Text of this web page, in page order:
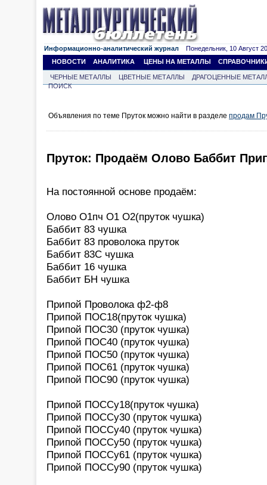
Информационно-аналитический журнал Понедельник, 10 Август
НОВОСТИ
АНАЛИТИКА ЦЕНЫ НА МЕТАЛЛЫ
ЧЕРНЫЕ МЕТАЛЛЫ ЦВЕТНЫЕ МЕТАЛЛЫ
ДРАГОЦЕННЫЕ
ПОИСК
Объявления по теме Пруток можно найти в разделе продам
Пруток: Продаём Олово Баббит
На постоянной основе продаём:
Олово О1пч О1 О2(пруток чушка)
Баббит 83 чушка
Баббит 83 проволока пруток
Баббит 83С чушка
Баббит 16 чушка
Баббит БН чушка
Припой Проволока ф2-ф8
Припой ПОС18(пруток чушка)
Припой ПОС30 (пруток чушка)
Припой ПОС40 (пруток чушка)
Припой ПОС50 (пруток чушка)
Припой ПОС61 (пруток чушка)
Припой ПОС90 (пруток чушка)
Припой ПОССу18(пруток чушка)
Припой ПОССу30 (пруток чушка)
Припой ПОССу40 (пруток чушка)
Припой ПОССу50 (пруток чушка)
Припой ПОССу61 (пруток чушка)
Припой ПОССу90 (пруток чушка)